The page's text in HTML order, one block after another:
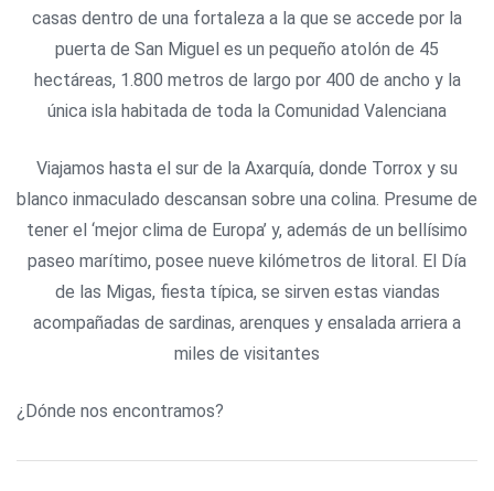
casas dentro de una fortaleza a la que se accede por la
puerta de San Miguel es un pequeño atolón de 45
hectáreas, 1.800 metros de largo por 400 de ancho y la
única isla habitada de toda la Comunidad Valenciana
Viajamos hasta el sur de la Axarquía, donde Torrox y su
blanco inmaculado descansan sobre una colina. Presume de
tener el ‘mejor clima de Europa’ y, además de un bellísimo
paseo marítimo, posee nueve kilómetros de litoral. El Día
de las Migas, fiesta típica, se sirven estas viandas
acompañadas de sardinas, arenques y ensalada arriera a
miles de visitantes
¿Dónde nos encontramos?